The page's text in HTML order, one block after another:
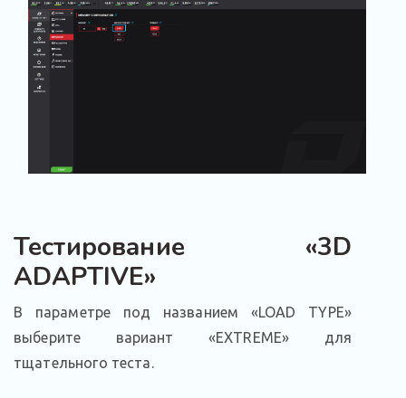
Тестирование «3D
ADAPTIVE»
В параметре под названием «LOAD TYPE»
выберите вариант «EXTREME» для
тщательного теста.